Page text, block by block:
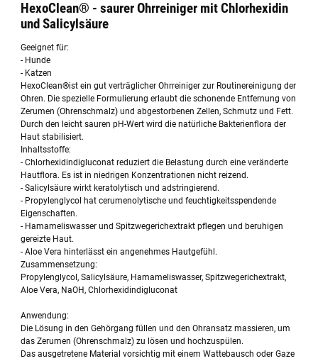
HexoClean® - saurer Ohrreiniger mit Chlorhexidin
und Salicylsäure
Geeignet für:
- Hunde
- Katzen
HexoClean®ist ein gut verträglicher Ohrreiniger zur Routinereinigung der
Ohren. Die spezielle Formulierung erlaubt die schonende Entfernung von
Zerumen (Ohrenschmalz) und abgestorbenen Zellen, Schmutz und Fett.
Durch den leicht sauren pH-Wert wird die natürliche Bakterienflora der
Haut stabilisiert.
Inhaltsstoffe:
- Chlorhexidindigluconat reduziert die Belastung durch eine veränderte
Hautflora. Es ist in niedrigen Konzentrationen nicht reizend.
- Salicylsäure wirkt keratolytisch und adstringierend.
- Propylenglycol hat cerumenolytische und feuchtigkeitsspendende
Eigenschaften.
- Hamameliswasser und Spitzwegerichextrakt pflegen und beruhigen
gereizte Haut.
- Aloe Vera hinterlässt ein angenehmes Hautgefühl.
Zusammensetzung:
Propylenglycol, Salicylsäure, Hamameliswasser, Spitzwegerichextrakt,
Aloe Vera, NaOH, Chlorhexidindigluconat
Anwendung:
Die Lösung in den Gehörgang füllen und den Ohransatz massieren, um
das Zerumen (Ohrenschmalz) zu lösen und hochzuspülen.
Das ausgetretene Material vorsichtig mit einem Wattebausch oder Gaze